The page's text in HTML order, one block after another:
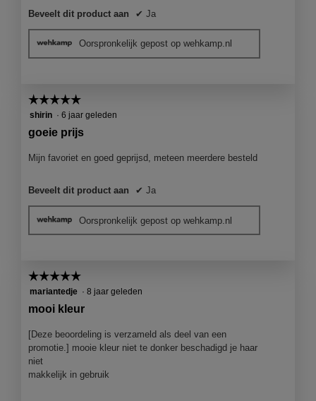
Beveelt dit product aan ✔ Ja
Oorspronkelijk gepost op wehkamp.nl
☆☆☆☆☆
☆☆☆☆☆
5
5
sterren.
shirin · 6 jaar geleden
goeie prijs
Mijn favoriet en goed geprijsd, meteen meerdere besteld
Beveelt dit product aan ✔ Ja
Oorspronkelijk gepost op wehkamp.nl
☆☆☆☆☆
☆☆☆☆☆
5
sterren.
mariantedje · 8 jaar geleden
mooi kleur
[Deze beoordeling is verzameld als deel van een
promotie.] mooie kleur niet te donker beschadigd je haar
niet
makkelijk in gebruik